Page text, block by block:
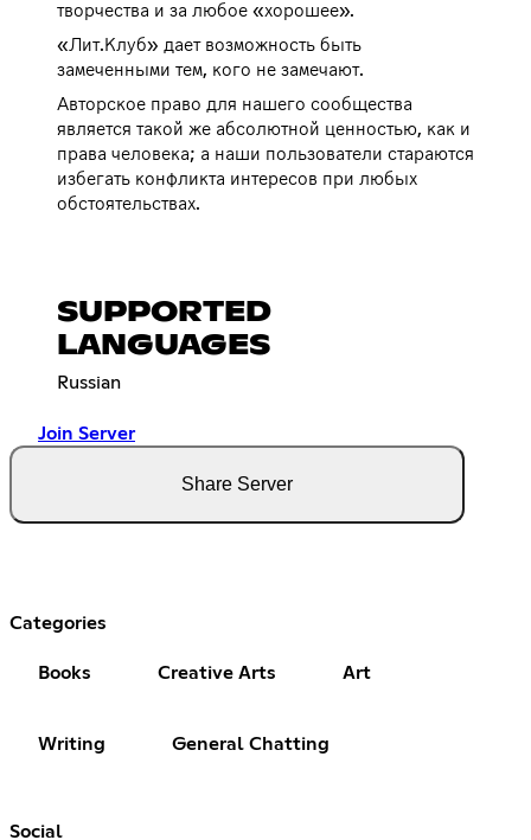
творчества и за любое «хорошее».
«Лит.Клуб» дает возможность быть
замеченными тем, кого не замечают.
Авторское право для нашего сообщества
является такой же абсолютной ценностью, как и
права человека; а наши пользователи стараются
избегать конфликта интересов при любых
обстоятельствах.
SUPPORTED
LANGUAGES
Russian
Join Server
Share Server
Categories
Books Creative Arts Art
Writing General Chatting
Social